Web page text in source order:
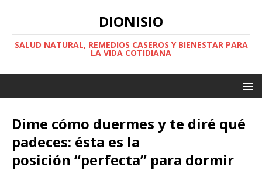
DIONISIO
SALUD NATURAL, REMEDIOS CASEROS Y BIENESTAR PARA
LA VIDA COTIDIANA
Dime cómo duermes y te diré qué
padeces: ésta es la
posición “perfecta” para dormir